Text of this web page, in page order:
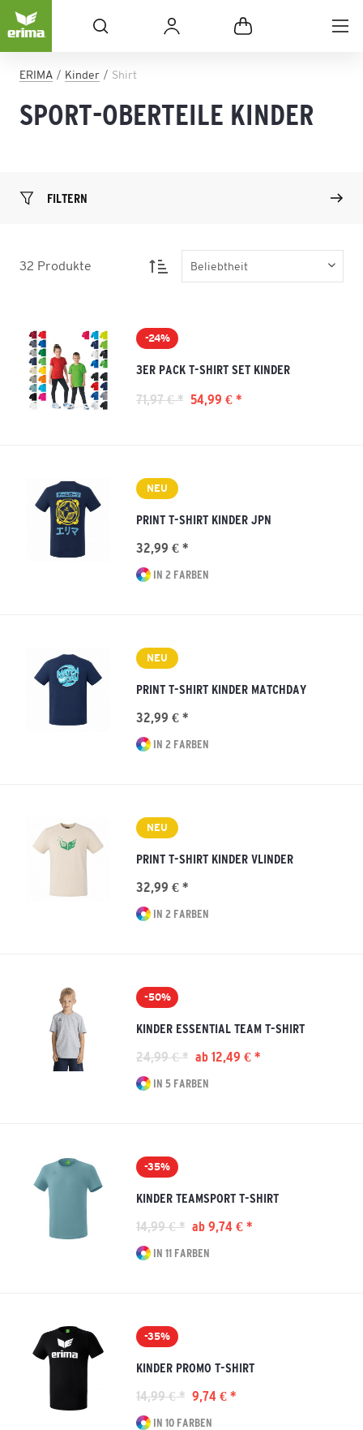
ERIMA Kinder Shirt
SPORT-OBERTEILE KINDER
FILTERN
32 Produkte
-24%
3ER PACK T-SHIRT SET KINDER
71,97 € * 54,99 € *
NEU
PRINT T-SHIRT KINDER JPN
32,99 € *
IN 2 FARBEN
NEU
PRINT T-SHIRT KINDER MATCHDAY
32,99 € *
IN 2 FARBEN
NEU
PRINT T-SHIRT KINDER VLINDER
32,99 € *
IN 2 FARBEN
-50%
KINDER ESSENTIAL TEAM T-SHIRT
24,99 € * ab 12,49 € *
IN 5 FARBEN
-35%
KINDER TEAMSPORT T-SHIRT
14,99 € * ab 9,74 € *
IN 11 FARBEN
-35%
KINDER PROMO T-SHIRT
14,99 € * 9,74 € *
IN 10 FARBEN